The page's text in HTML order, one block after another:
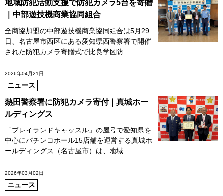
地域防犯活動支援で防犯カメラ5台を寄贈
｜中部遊技機商業協同組合
全商協加盟の中部遊技機商業協同組合は5月29
日、名古屋市西区にある愛知県西警察署で開催
された防犯カメラ寄贈式で比良学区防…
2026年04月21日
ニュース
熱田警察署に防犯カメラ寄付｜真城ホー
ルディングス
「プレイランドキャッスル」の屋号で愛知県を
中心にパチンコホール15店舗を運営する真城ホ
ールディングス（名古屋市）は、地域…
2026年03月02日
ニュース